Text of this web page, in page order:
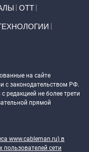
ОТТ
на сайте
с законодательством РФ.
редакцией не более трети
прямой
www.cableman.ru) в
сети